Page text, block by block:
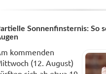
Sonnenfinsternis: So
kommenden
(12. August)